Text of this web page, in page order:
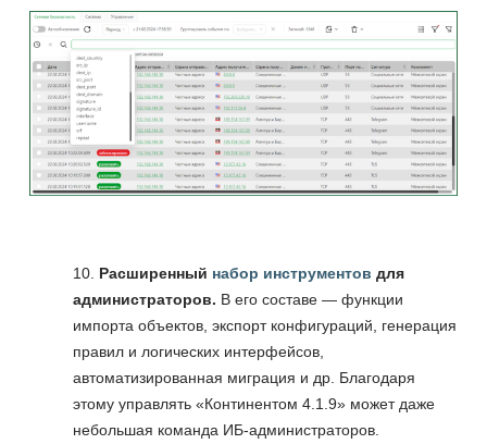
Расширенный набор инструментов для
администраторов. В его составе — функции
импорта объектов, экспорт конфигураций, генерация
правил и логических интерфейсов,
автоматизированная миграция и др. Благодаря
этому управлять «Континентом 4.1.9» может даже
небольшая команда ИБ-администраторов.